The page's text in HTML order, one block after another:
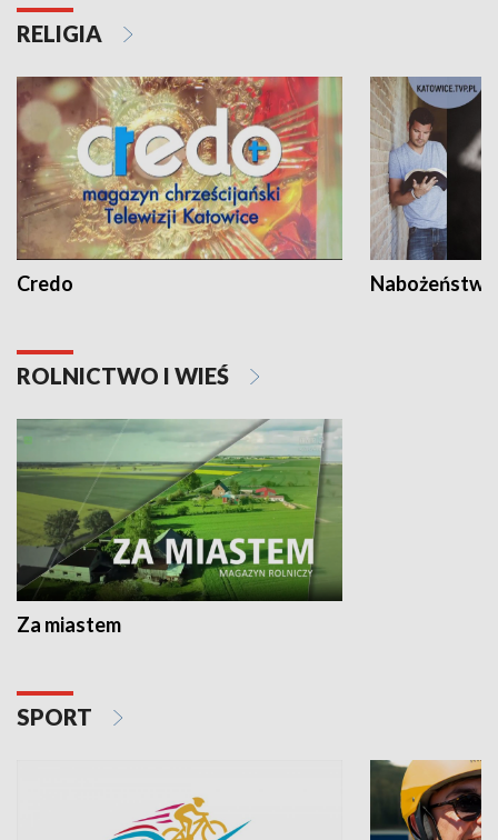
RELIGIA
Credo
ROLNICTWO I WIEŚ
Za miastem
SPORT